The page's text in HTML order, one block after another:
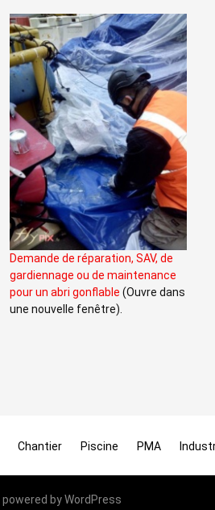
Demande de réparation, SAV, de
gardiennage ou de maintenance
pour un abri gonflable (Ouvre dans
une nouvelle fenêtre).
Chantier Piscine PMA
powered byWordPress